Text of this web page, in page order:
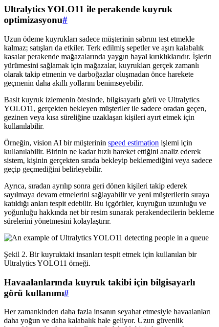
Ultralytics YOLO11 ile perakende kuyruk
optimizasyonu#
Uzun ödeme kuyrukları sadece müşterinin sabrını test etmekle
kalmaz; satışları da etkiler. Terk edilmiş sepetler ve aşırı kalabalık
kasalar perakende mağazalarında yaygın hayal kırıklıklarıdır. İşlerin
yürümesini sağlamak için mağazalar, kuyrukları gerçek zamanlı
olarak takip etmenin ve darboğazlar oluşmadan önce harekete
geçmenin daha akıllı yollarını benimseyebilir.
Basit kuyruk izlemenin ötesinde, bilgisayarlı görü ve Ultralytics
YOLO11, gerçekten bekleyen müşteriler ile sadece oradan geçen,
gezinen veya kısa süreliğine uzaklaşan kişileri ayırt etmek için
kullanılabilir.
Örneğin, vision AI bir müşterinin speed estimation işlemi için
kullanılabilir. Birinin ne kadar hızlı hareket ettiğini analiz ederek
sistem, kişinin gerçekten sırada bekleyip beklemediğini veya sadece
geçip geçmediğini belirleyebilir.
Ayrıca, sıradan ayrılıp sonra geri dönen kişileri takip ederek
sayılmaya devam etmelerini sağlayabilir ve yeni müşterilerin sıraya
katıldığı anları tespit edebilir. Bu içgörüler, kuyruğun uzunluğu ve
yoğunluğu hakkında net bir resim sunarak perakendecilerin bekleme
sürelerini yönetmesini kolaylaştırır.
Şekil 2. Bir kuyruktaki insanları tespit etmek için kullanılan bir
Ultralytics YOLO11 örneği.
Havaalanlarında kuyruk takibi için bilgisayarlı
görü kullanımı#
Her zamankinden daha fazla insanın seyahat etmesiyle havaalanları
daha yoğun ve daha kalabalık hale geliyor. Uzun güvenlik